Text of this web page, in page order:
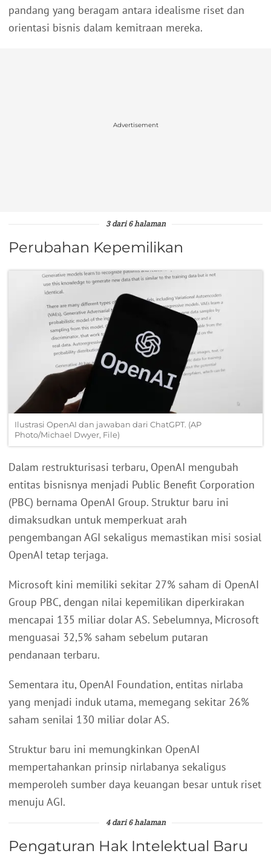
pandang yang beragam antara idealisme riset dan
orientasi bisnis dalam kemitraan mereka.
Advertisement
3 dari 6 halaman
Perubahan Kepemilikan
Ilustrasi OpenAI dan jawaban dari ChatGPT. (AP
Photo/Michael Dwyer, File)
Dalam restrukturisasi terbaru, OpenAI mengubah
entitas bisnisnya menjadi Public Benefit Corporation
(PBC) bernama OpenAI Group. Struktur baru ini
dimaksudkan untuk memperkuat arah
pengembangan AGI sekaligus memastikan misi sosial
OpenAI tetap terjaga.
Microsoft kini memiliki sekitar 27% saham di OpenAI
Group PBC, dengan nilai kepemilikan diperkirakan
mencapai 135 miliar dolar AS. Sebelumnya, Microsoft
menguasai 32,5% saham sebelum putaran
pendanaan terbaru.
Sementara itu, OpenAI Foundation, entitas nirlaba
yang menjadi induk utama, memegang sekitar 26%
saham senilai 130 miliar dolar AS.
Struktur baru ini memungkinkan OpenAI
mempertahankan prinsip nirlabanya sekaligus
memperoleh sumber daya keuangan besar untuk riset
menuju AGI.
4 dari 6 halaman
Pengaturan Hak Intelektual Baru